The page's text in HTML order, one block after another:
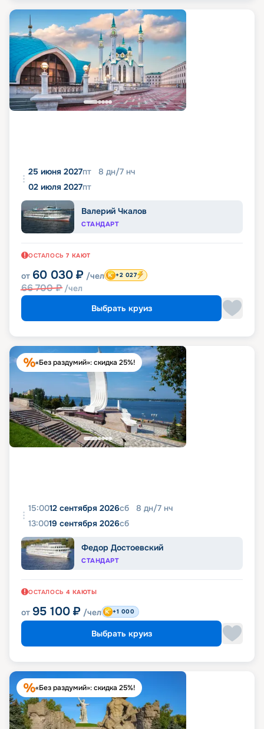
25 июня 2027пт 8 дн/7 нч
02 июля 2027пт
Валерий Чкалов
СТАНДАРТ
ОСТАЛОСЬ 7 КАЮТ
от 60 030 ₽ /чел
66 700₽ /чел
+2 027
Выбрать круиз
«Без раздумий»: скидка 25%!
15:0012 сентября 2026сб 8 дн/7 нч
13:0019 сентября 2026сб
Федор Достоевский
СТАНДАРТ
ОСТАЛОСЬ 4 КАЮТЫ
от 95 100 ₽ /чел +1 000
Выбрать круиз
«Без раздумий»: скидка 25%!